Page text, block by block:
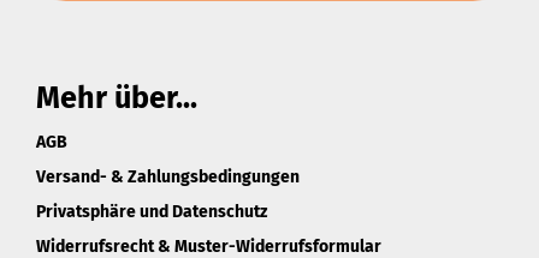
Mehr über...
AGB
Versand- & Zahlungsbedingungen
Privatsphäre und Datenschutz
Widerrufsrecht & Muster-Widerrufsformular